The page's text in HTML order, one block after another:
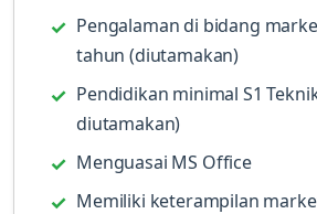
Pengalaman di bidang
tahun (diutamakan)
Pendidikan minimal S1
diutamakan)
Menguasai MS Office
Memiliki keterampilan